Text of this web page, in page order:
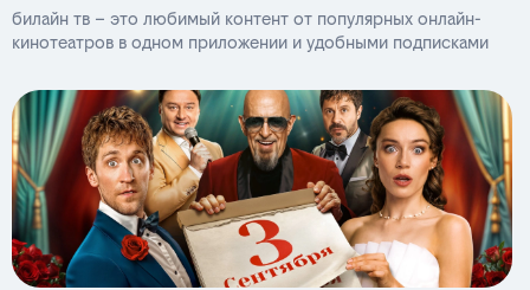
билайн тв – это любимый контент от популярных онлайн-
кинотеатров в одном приложении и удобными подписками